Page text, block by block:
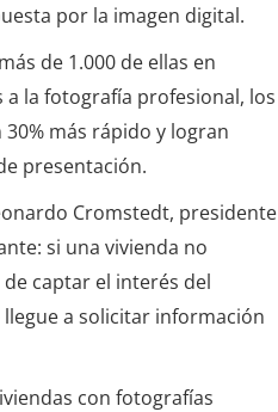
por la imagen digital.
de 1.000 de ellas en
a la fotografía profesional, los
más rápido y logran
presentación.
Cromstedt, presidente
si una vivienda no
captar el interés del
a solicitar información
con fotografías